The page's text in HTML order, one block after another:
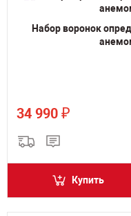
Набор воронок
34 990 ₽
Купить